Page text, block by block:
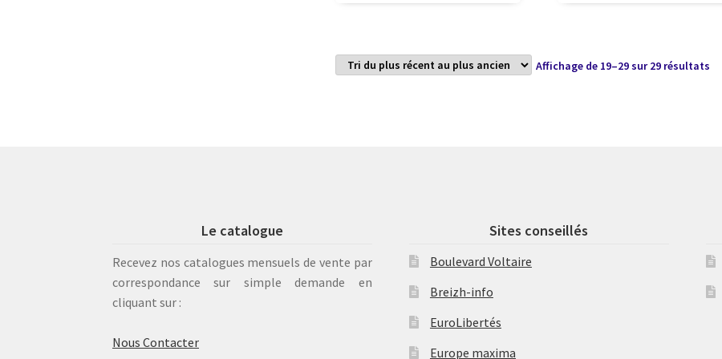
Affichage de 19–29 sur 29 résultatsTrié
Le catalogue
Recevez nos catalogues mensuels de vente par
correspondance sur simple demande en
cliquant sur :
Nous Contacter
Sites conseillés
Boulevard Voltaire
Breizh-info
EuroLibertés
Europe maxima